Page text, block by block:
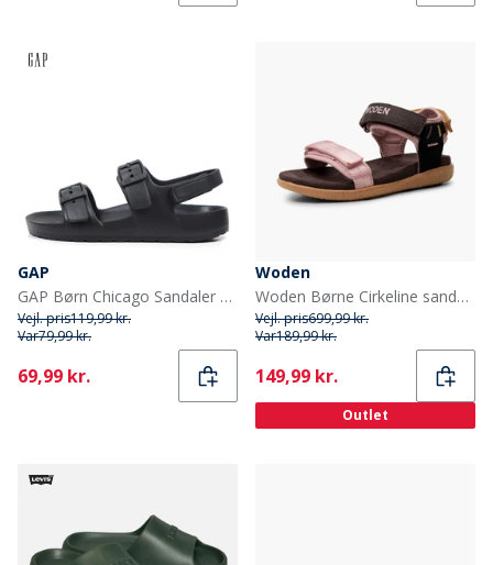
GAP
GAP Børn Chicago Sandaler Sort
Vejl. pris119,99 kr.
Var79,99 kr.
Current
69,99 kr.
Woden
Woden Børne Cirkeline sandaler 516 Zephyr
Vejl. pris699,99 kr.
Var189,99 kr.
Current
149,99 kr.
Outlet